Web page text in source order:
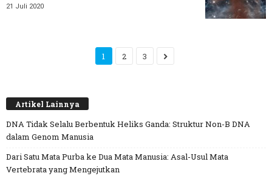
21 Juli 2020
1 2 3
Artikel Lainnya
DNA Tidak Selalu Berbentuk Heliks Ganda: Struktur Non-B DNA
dalam Genom Manusia
Dari Satu Mata Purba ke Dua Mata Manusia: Asal-Usul Mata
Vertebrata yang Mengejutkan